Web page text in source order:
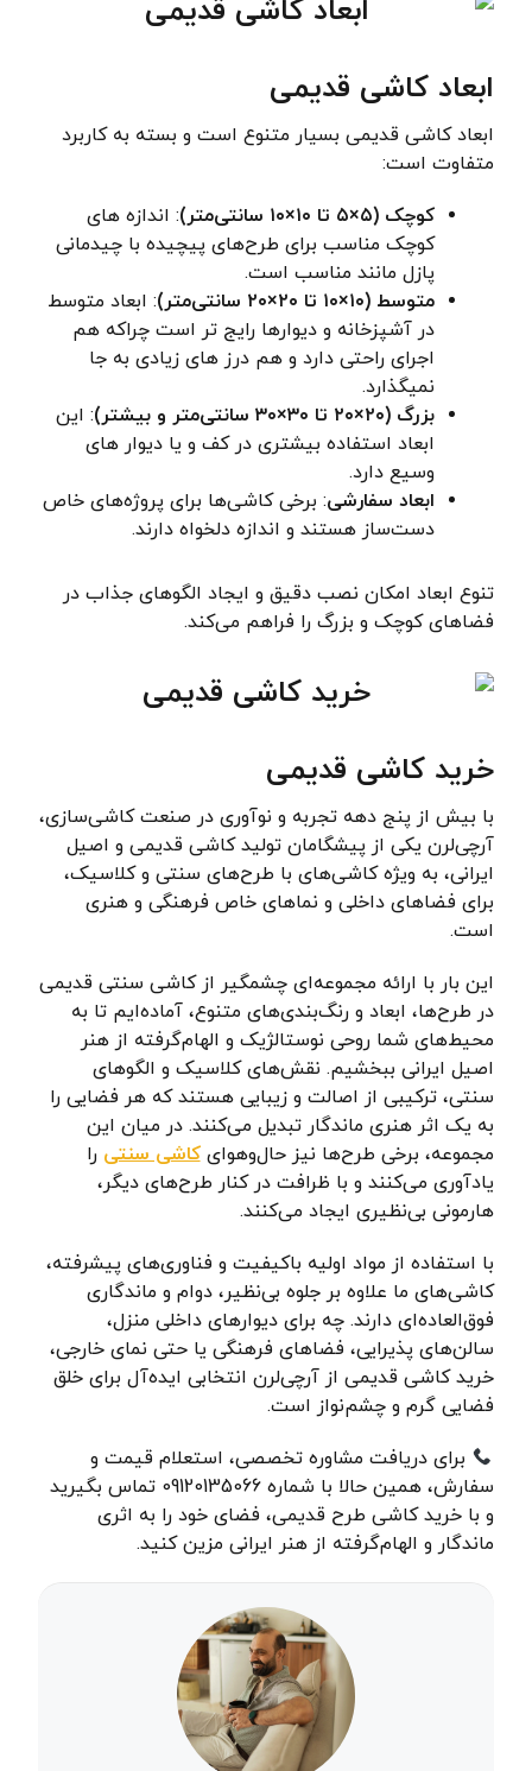
ابعاد کاشی قدیمی
ابعاد کاشی قدیمی بسیار متنوع است و بسته به کاربرد
متفاوت است:
کوچک (۵×۵ تا ۱۰×۱۰ سانتی‌متر)
: اندازه های
کوچک مناسب برای طرح‌های پیچیده با چیدمانی
پازل مانند مناسب است.
متوسط (۱۰×۱۰ تا ۲۰×۲۰ سانتی‌متر)
: ابعاد متوسط
در آشپزخانه و دیوارها رایج تر است چراکه هم
اجرای راحتی دارد و هم درز های زیادی به جا
نمیگذارد.
بزرگ (۲۰×۲۰ تا ۳۰×۳۰ سانتی‌متر و بیشتر)
: این
ابعاد استفاده بیشتری در کف و یا دیوار های
وسیع دارد.
ابعاد سفارشی: برخی کاشی‌ها برای پروژه‌های خاص
دست‌ساز هستند و اندازه دلخواه دارند.
تنوع ابعاد امکان نصب دقیق و ایجاد الگوهای جذاب در
فضاهای کوچک و بزرگ را فراهم می‌کند.
خرید کاشی قدیمی
با بیش از پنج دهه تجربه و نوآوری در صنعت کاشی‌سازی،
آرچی‌لرن یکی از پیشگامان تولید کاشی قدیمی و اصیل
ایرانی، به ویژه کاشی‌های با طرح‌های سنتی و کلاسیک،
برای فضاهای داخلی و نماهای خاص فرهنگی و هنری
است.
این بار با ارائه مجموعه‌ای چشمگیر از کاشی سنتی قدیمی
در طرح‌ها، ابعاد و رنگ‌بندی‌های متنوع، آماده‌ایم تا به
محیط‌های شما روحی نوستالژیک و الهام‌گرفته از هنر
اصیل ایرانی ببخشیم. نقش‌های کلاسیک و الگوهای
سنتی، ترکیبی از اصالت و زیبایی هستند که هر فضایی را
به یک اثر هنری ماندگار تبدیل می‌کنند. در میان این
مجموعه، برخی طرح‌ها نیز حال‌وهوایکاشی سنتی را
یادآوری می‌کنند و با ظرافت در کنار طرح‌های دیگر،
هارمونی بی‌نظیری ایجاد می‌کنند.
با استفاده از مواد اولیه باکیفیت و فناوری‌های پیشرفته،
کاشی‌های ما علاوه بر جلوه بی‌نظیر، دوام و ماندگاری
فوق‌العاده‌ای دارند. چه برای دیوارهای داخلی منزل،
سالن‌های پذیرایی، فضاهای فرهنگی یا حتی نمای خارجی،
خرید کاشی قدیمی از آرچی‌لرن انتخابی ایده‌آل برای خلق
فضایی گرم و چشم‌نواز است.
برای دریافت مشاوره تخصصی، استعلام قیمت و
سفارش، همین حالا با شماره 09120135066 تماس بگیرید
و با خرید کاشی طرح قدیمی، فضای خود را به اثری
ماندگار و الهام‌گرفته از هنر ایرانی مزین کنید.